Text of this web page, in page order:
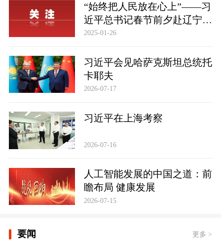
“始终把人民放在心上”——习
近平总书记春节前夕赴辽宁看
望慰问基层干部群众纪实
2025-01-26
习近平会见哈萨克斯坦总统托
卡耶夫
2026-07-17
习近平在上海考察
2026-07-16
人工智能发展的中国之道：前
瞻布局 健康发展
2026-07-15
要闻 更多 >